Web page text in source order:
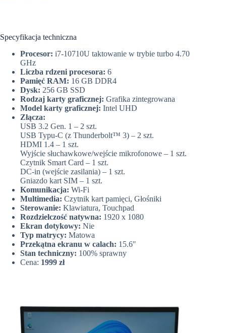
Specyfikacja techniczna
Procesor: i7-10710U taktowanie w trybie turbo 4.70
GHz
Liczba rdzeni procesora: 6
Pamięć RAM: 16 GB DDR4
Dysk: 256 GB SSD
Rodzaj karty graficznej: Grafika zintegrowana
Model karty graficznej: Intel UHD
Złącza:
USB 3.2 Gen. 1 – 2 szt.
USB Typu-C (z Thunderbolt™ 3) – 2 szt.
HDMI 1.4 – 1 szt.
Wyjście słuchawkowe/wejście mikrofonowe – 1 szt.
Czytnik Smart Card – 1 szt.
DC-in (wejście zasilania) – 1 szt.
Gniazdo kart SIM – 1 szt.
Komunikacja: Wi-Fi
Multimedia: Czytnik kart pamięci, Głośniki
Sterowanie: Klawiatura, Touchpad
Rozdzielczość natywna: 1920 x 1080
Ekran dotykowy: Nie
Typ matrycy: Matowa
Przekątna ekranu w calach: 15.6″
Stan techniczny: 100% sprawny
Cena: 1999 zł